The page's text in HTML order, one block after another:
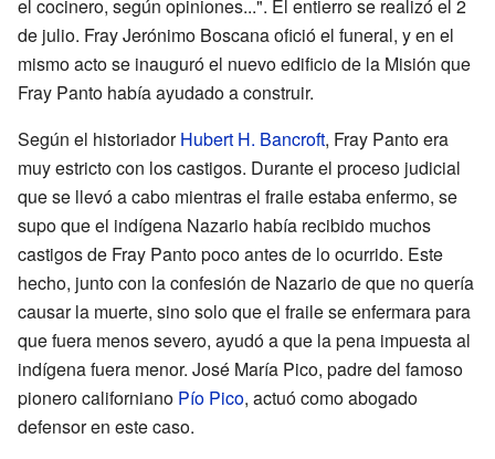
el cocinero, según opiniones...". El entierro se realizó el 2
de julio. Fray Jerónimo Boscana ofició el funeral, y en el
mismo acto se inauguró el nuevo edificio de la Misión que
Fray Panto había ayudado a construir.
Según el historiadorHubert H. Bancroft, Fray Panto era
muy estricto con los castigos. Durante el proceso judicial
que se llevó a cabo mientras el fraile estaba enfermo, se
supo que el indígena Nazario había recibido muchos
castigos de Fray Panto poco antes de lo ocurrido. Este
hecho, junto con la confesión de Nazario de que no quería
causar la muerte, sino solo que el fraile se enfermara para
que fuera menos severo, ayudó a que la pena impuesta al
indígena fuera menor. José María Pico, padre del famoso
pionero californiano Pío Pico, actuó como abogado
defensor en este caso.